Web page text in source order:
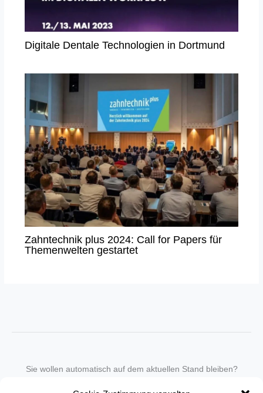
Digitale Dentale Technologien in Dortmund
Zahntechnik plus 2024: Call for Papers für
Themenwelten gestartet
Sie wollen automatisch auf dem aktuellen Stand bleiben?